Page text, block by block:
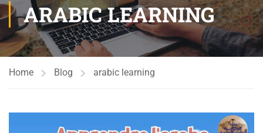
ARABIC LEARNING
Home Blog arabic learning